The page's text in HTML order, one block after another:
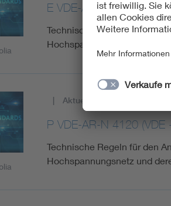
E VDE-AR-N 4120/A1
Technische Regeln für den
Hochspannungsnetz und
Aktuell
P VDE-AR-N 4120 (VDE
Technische Regeln für den
Hochspannungsnetz und